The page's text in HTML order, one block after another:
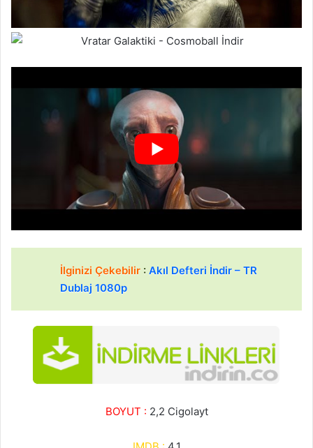
İlginizi Çekebilir : Akıl Defteri İndir – TR
Dublaj 1080p
BOYUT : 2,2 Cigolayt